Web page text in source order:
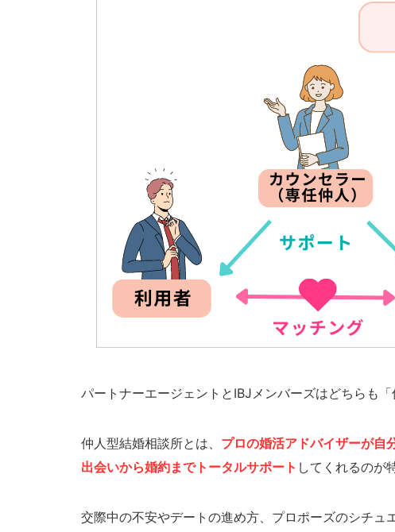
パートナーエージェントとIBJメンバーズはどちらも「
仲人型結婚相談所とは、 プロの婚活アドバイザーが自
出会いから婚約までトータルサポート してくれるのが
交際中の不安やデートの進め方、プロポーズのシチ